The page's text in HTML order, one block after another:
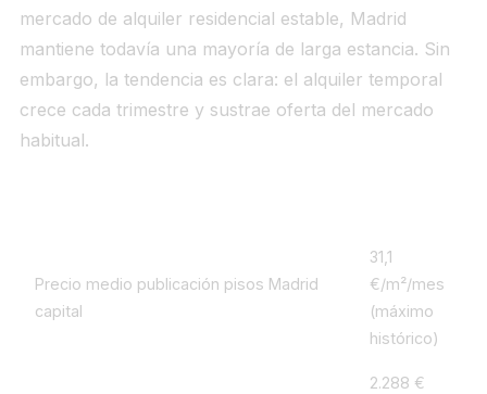
mercado de alquiler residencial estable, Madrid
mantiene todavía una mayoría de larga estancia. Sin
embargo, la tendencia es clara: el alquiler temporal
crece cada trimestre y sustrae oferta del mercado
habitual.
Precio medio publicación pisos Madrid
capital
31,1
€/m²/mes
(máximo
histórico)
2.288 €